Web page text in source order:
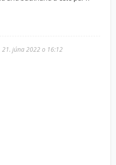
21. júna 2022 o 16:12